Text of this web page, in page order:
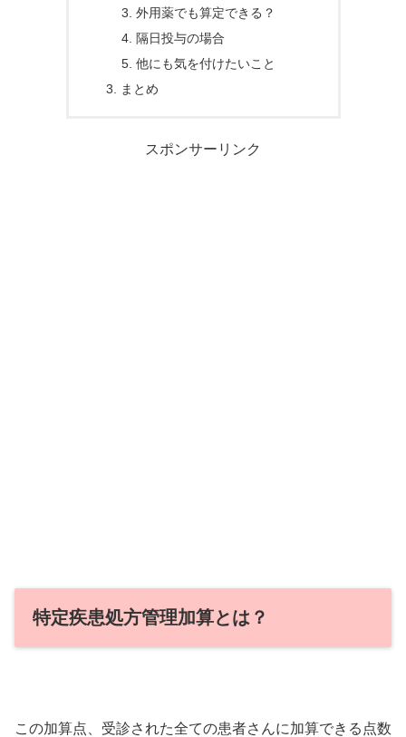
外用薬でも算定できる？
隔日投与の場合
他にも気を付けたいこと
まとめ
スポンサーリンク
特定疾患処方管理加算とは？
この加算点、受診された全ての患者さんに加算できる点数